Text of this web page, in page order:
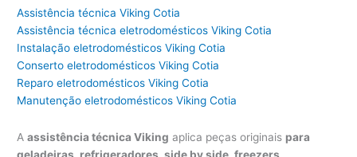
Assistência técnica Viking Cotia
Assistência técnica eletrodomésticos Viking Cotia
Instalação eletrodomésticos Viking Cotia
Conserto eletrodomésticos Viking Cotia
Reparo eletrodomésticos Viking Cotia
Manutenção eletrodomésticos Viking Cotia
Aassistência técnica Viking aplica peças originais para